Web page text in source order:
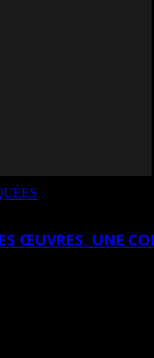
ŒUVRES. UNE